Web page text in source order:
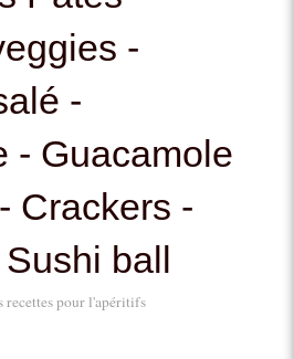
-
-
- Guacamole
Crackers -
ball
recettes pour l'apéritifs